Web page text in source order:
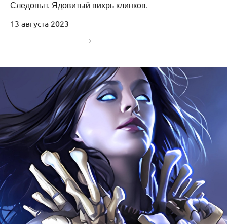
Следопыт. Ядовитый вихрь клинков.
13 августа 2023